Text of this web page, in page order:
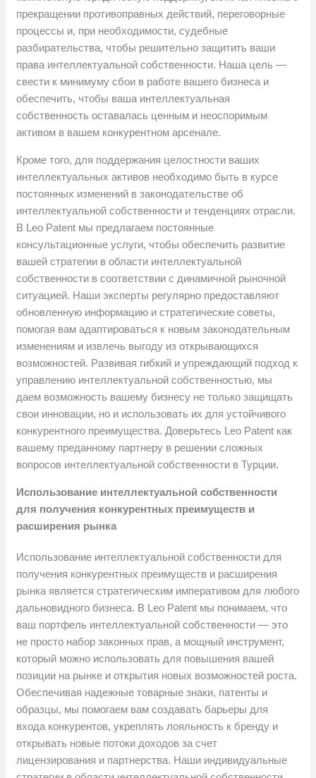
прекращении противоправных действий, переговорные
процессы и, при необходимости, судебные
разбирательства, чтобы решительно защитить ваши
права интеллектуальной собственности. Наша цель —
свести к минимуму сбои в работе вашего бизнеса и
обеспечить, чтобы ваша интеллектуальная
собственность оставалась ценным и неоспоримым
активом в вашем конкурентном арсенале.
Кроме того, для поддержания целостности ваших
интеллектуальных активов необходимо быть в курсе
постоянных изменений в законодательстве об
интеллектуальной собственности и тенденциях отрасли.
В Leo Patent мы предлагаем постоянные
консультационные услуги, чтобы обеспечить развитие
вашей стратегии в области интеллектуальной
собственности в соответствии с динамичной рыночной
ситуацией. Наши эксперты регулярно предоставляют
обновленную информацию и стратегические советы,
помогая вам адаптироваться к новым законодательным
изменениям и извлечь выгоду из открывающихся
возможностей. Развивая гибкий и упреждающий подход к
управлению интеллектуальной собственностью, мы
даем возможность вашему бизнесу не только защищать
свои инновации, но и использовать их для устойчивого
конкурентного преимущества. Доверьтесь Leo Patent как
вашему преданному партнеру в решении сложных
вопросов интеллектуальной собственности в Турции.
Использование интеллектуальной собственности
для получения конкурентных преимуществ и
расширения рынка
Использование интеллектуальной собственности для
получения конкурентных преимуществ и расширения
рынка является стратегическим императивом для любого
дальновидного бизнеса. В Leo Patent мы понимаем, что
ваш портфель интеллектуальной собственности — это
не просто набор законных прав, а мощный инструмент,
который можно использовать для повышения вашей
позиции на рынке и открытия новых возможностей роста.
Обеспечивая надежные товарные знаки, патенты и
образцы, мы помогаем вам создавать барьеры для
входа конкурентов, укреплять лояльность к бренду и
открывать новые потоки доходов за счет
лицензирования и партнерства. Наши индивидуальные